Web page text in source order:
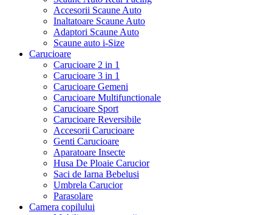
Accesorii Scaune Auto
Inaltatoare Scaune Auto
Adaptori Scaune Auto
Scaune auto i-Size
Carucioare
Carucioare 2 in 1
Carucioare 3 in 1
Carucioare Gemeni
Carucioare Multifunctionale
Carucioare Sport
Carucioare Reversibile
Accesorii Carucioare
Genti Carucioare
Aparatoare Insecte
Husa De Ploaie Carucior
Saci de Iarna Bebelusi
Umbrela Carucior
Parasolare
Camera copilului